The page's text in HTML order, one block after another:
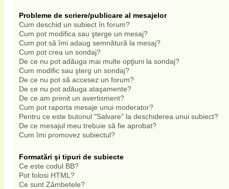
Probleme de scriere/publicare al mesajelor
Cum deschid un subiect în forum?
Cum pot modifica sau şterge un mesaj?
Cum pot să îmi adaug semnătură la mesaj?
Cum pot crea un sondaj?
De ce nu pot adăuga mai multe opţiuni la sondaj?
Cum modific sau şterg un sondaj?
De ce nu pot să accesez un forum?
De ce nu pot adăuga ataşamente?
De ce am primit un avertisment?
Cum pot raporta mesaje unui moderator?
Pentru ce este butonul "Salvare" la deschiderea unui subiect?
De ce mesajul meu trebuie să fie aprobat?
Cum îmi promovez subiectul?
Formatări şi tipuri de subiecte
Ce este codul BB?
Pot folosi HTML?
Ce sunt Zâmbetele?